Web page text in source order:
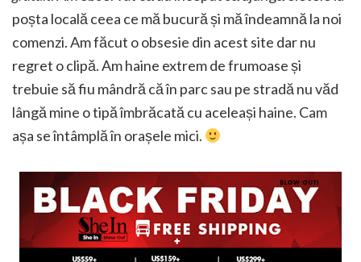
poșta locală ceea ce mă bucură și mă îndeamnă la noi
comenzi. Am făcut o obsesie din acest site dar nu
regret o clipă. Am haine extrem de frumoase și
trebuie să fiu mândră că în parc sau pe stradă nu văd
lângă mine o tipă îmbrăcată cu aceleași haine. Cam
așa se întâmplă în orașele mici.